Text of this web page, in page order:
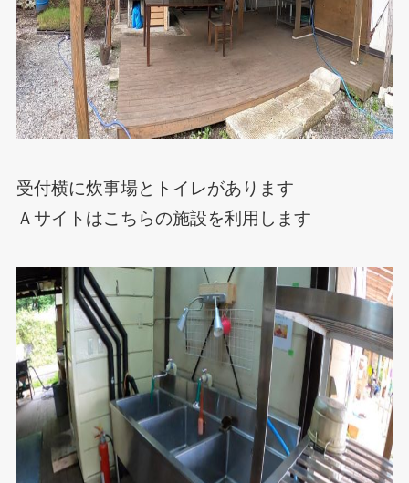
受付横に炊事場とトイレがあります
Ａサイトはこちらの施設を利用します